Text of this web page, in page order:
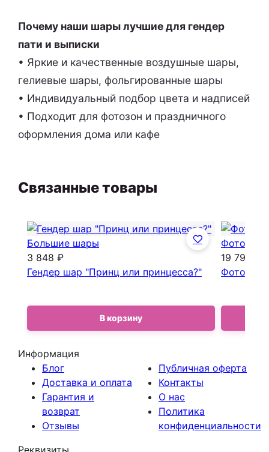
Почему наши шары лучшие для гендер
пати и выписки
• Яркие и качественные воздушные шары,
гелиевые шары, фольгированные шары
• Индивидуальный подбор цвета и надписей
• Подходит для фотозон и праздничного
оформления дома или кафе
Связанные товары
Большие шары
3 848 ₽
Гендер шар "Принц или принцесса?"
В корзину
Фотозоны
19 798 ₽
Информация
Блог
Доставка и оплата
Гарантия и
возврат
Отзывы
Публичная оферта
Контакты
О нас
Политика
конфиденциальности
Реквизиты